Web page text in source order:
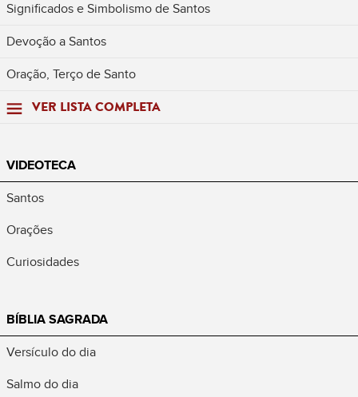
Significados e Simbolismo de Santos
Devoção a Santos
Oração, Terço de Santo
VER LISTA COMPLETA
VIDEOTECA
Santos
Orações
Curiosidades
BÍBLIA SAGRADA
Versículo do dia
Salmo do dia